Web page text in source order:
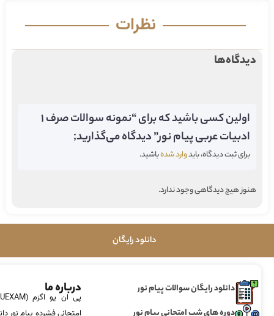
نظرات
دیدگاه‌ها
اولین کسی باشید که برای “نمونه سوالات صرف 1
ادبیات عربی پیام نور” دیدگاه می‌گذارید;
برای ثبت دیدگاه، بایدوارد شدهباشید.
هنوز هیچ دیدگاهی وجود ندارد.
دانلود رایگان
دانلود رایگان سوالات پیام نور
دوره های شب امتحانی پیام نور
درباره ما
امتحانی فشرده پیام نور